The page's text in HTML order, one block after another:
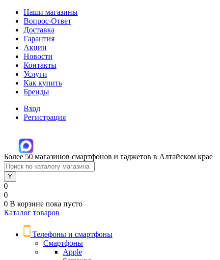
Наши магазины
Вопрос-Ответ
Доставка
Гарантия
Акции
Новости
Контакты
Услуги
Как купить
Бренды
Вход
Регистрация
Более 50 магазинов смартфонов и гаджетов в Алтайском крае
0
0
0 В корзине пока пусто
Каталог товаров
Телефоны и смартфоны
Смартфоны
Apple